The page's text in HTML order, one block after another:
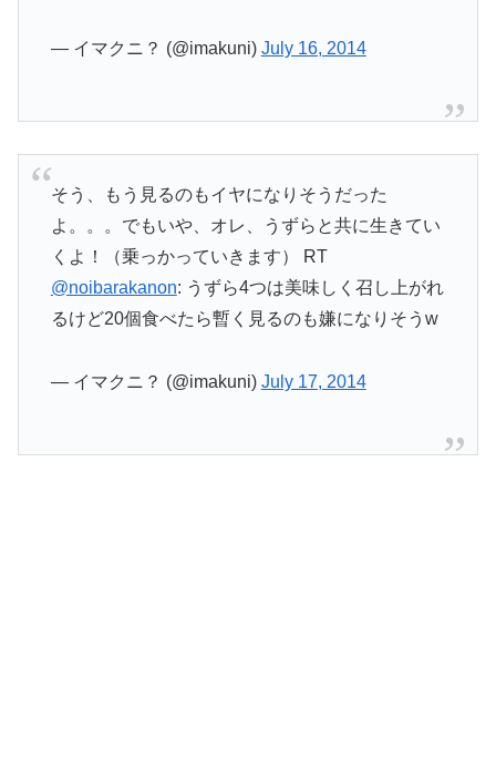
— イマクニ？ (@imakuni) July 16, 2014
そう、もう見るのもイヤになりそうだった
よ。。。でもいや、オレ、うずらと共に生きてい
くよ！（乗っかっていきます） RT
@noibarakanon: うずら4つは美味しく召し上がれ
るけど20個食べたら暫く見るのも嫌になりそうw
— イマクニ？ (@imakuni) July 17, 2014